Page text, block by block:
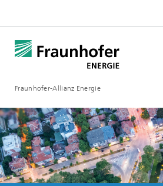
Fraunhofer-Allianz Energie